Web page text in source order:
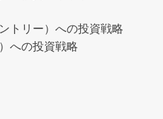
トリー）への投資戦略
への投資戦略